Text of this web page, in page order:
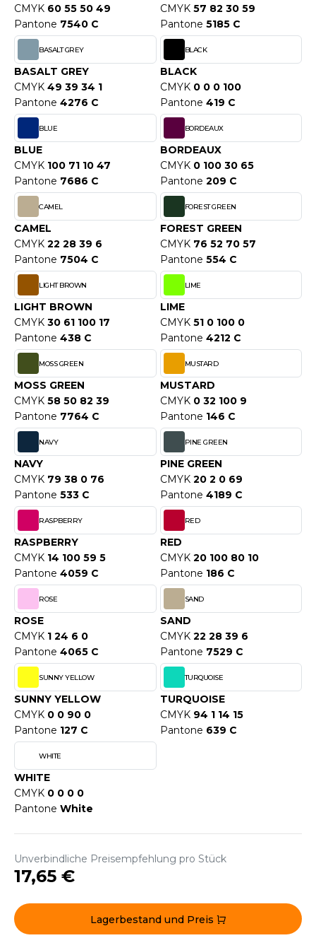
UND JACKEN
COOL
HOODS
T'S
SERIE
GEN
MORNING STUDIOS
SEGURIDAD
DUICK
TEXTILE
ATHLETIC®
ATHLETIC® COLLECTION
CMYK 60 55 50 49
Pantone 7540 C
CMYK 57 82 30 59
Pantone 5185 C
BASALT GREY
BASALT GREY
CMYK 49 39 34 1
Pantone 4276 C
BLACK
BLACK
CMYK 0 0 0 100
Pantone 419 C
BLUE
BLUE
CMYK 100 71 10 47
Pantone 7686 C
BORDEAUX
BORDEAUX
CMYK 0 100 30 65
Pantone 209 C
CAMEL
CAMEL
CMYK 22 28 39 6
Pantone 7504 C
FOREST GREEN
FOREST GREEN
CMYK 76 52 70 57
Pantone 554 C
LIGHT BROWN
LIGHT BROWN
CMYK 30 61 100 17
Pantone 438 C
LIME
LIME
CMYK 51 0 100 0
Pantone 4212 C
MOSS GREEN
MOSS GREEN
CMYK 58 50 82 39
Pantone 7764 C
MUSTARD
MUSTARD
CMYK 0 32 100 9
Pantone 146 C
NAVY
NAVY
CMYK 79 38 0 76
Pantone 533 C
PINE GREEN
PINE GREEN
CMYK 20 2 0 69
Pantone 4189 C
RASPBERRY
RASPBERRY
CMYK 14 100 59 5
Pantone 4059 C
RED
RED
CMYK 20 100 80 10
Pantone 186 C
ROSE
ROSE
CMYK 1 24 6 0
Pantone 4065 C
SAND
SAND
CMYK 22 28 39 6
Pantone 7529 C
SUNNY YELLOW
SUNNY YELLOW
CMYK 0 0 90 0
Pantone 127 C
TURQUOISE
TURQUOISE
CMYK 94 1 14 15
Pantone 639 C
WHITE
WHITE
CMYK 0 0 0 0
Pantone White
Unverbindliche Preisempfehlung pro Stück
17,65 €
Lagerbestand und Preis